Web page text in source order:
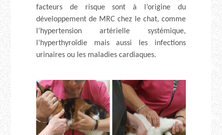
facteurs de risque sont à l’origine du
développement de MRC chez le chat, comme
l’hypertension artérielle systémique,
l’hyperthyroïdie mais aussi les infections
urinaires ou les maladies cardiaques.